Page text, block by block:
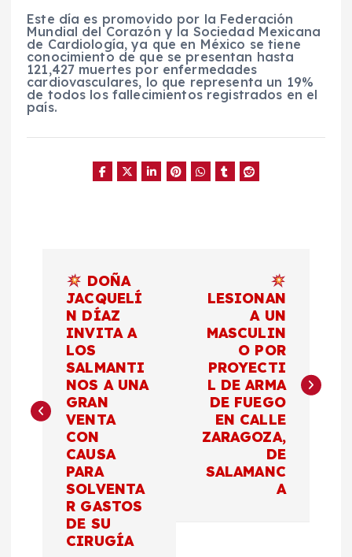
Este día es promovido por la Federación
Mundial del Corazón y la Sociedad Mexicana
de Cardiología, ya que en México se tiene
conocimiento de que se presentan hasta
121,427 muertes por enfermedades
cardiovasculares, lo que representa un 19%
de todos los fallecimientos registrados en el
país.
g
DOÑA
JACQUELÍ
N DÍAZ
INVITA A
LOS
SALMANTI
NOS A UNA
GRAN
VENTA
CON
CAUSA
PARA
SOLVENTA
R GASTOS
DE SU
CIRUGÍA
LESIONAN
A UN
MASCULIN
O POR
PROYECTI
L DE ARMA
DE FUEGO
EN CALLE
ZARAGOZA,
DE
SALAMANC
A